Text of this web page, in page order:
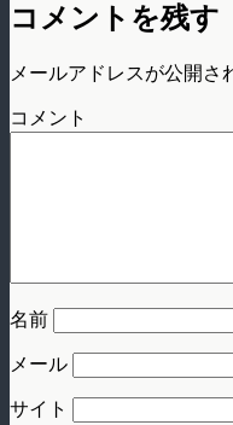
コメントを残す
メールアドレスが公開さ
コメント
名前
メール
サイト